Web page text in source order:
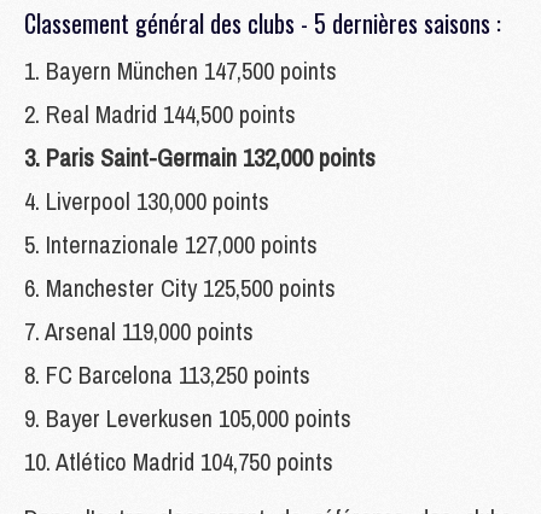
Classement général des clubs - 5 dernières saisons :
1. Bayern München 147,500 points
2. Real Madrid 144,500 points
3. Paris Saint-Germain 132,000 points
4. Liverpool 130,000 points
5. Internazionale 127,000 points
6. Manchester City 125,500 points
7. Arsenal 119,000 points
8. FC Barcelona 113,250 points
9. Bayer Leverkusen 105,000 points
10. Atlético Madrid 104,750 points